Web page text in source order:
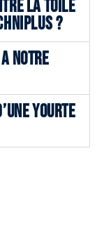
LA TOILE
?
NOTRE
YOURTE